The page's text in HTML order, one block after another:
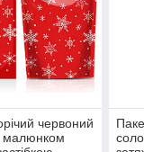
червоний
малюнком